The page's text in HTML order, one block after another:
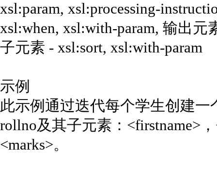
xsl:param, xsl:processing-
xsl:when, xsl:with-param, 输出元
子元素 - xsl:sort, xsl:with-param
示例
此示例通过迭代每个学生创建一
rollno及其子元素：<firstname>
<marks>。